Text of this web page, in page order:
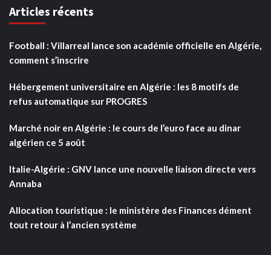
Articles récents
Football : Villarreal lance son académie officielle en Algérie,
comment s’inscrire
Hébergement universitaire en Algérie : les 8 motifs de
refus automatique sur PROGRES
Marché noir en Algérie : le cours de l’euro face au dinar
algérien ce 5 août
Italie-Algérie : GNV lance une nouvelle liaison directe vers
Annaba
Allocation touristique : le ministère des Finances dément
tout retour à l’ancien système